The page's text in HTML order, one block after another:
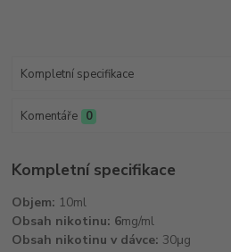
Kompletní specifikace
Komentáře 0
Kompletní specifikace
Objem: 10ml
Obsah nikotinu: 6mg/ml
Obsah nikotinu v dávce: 30μg